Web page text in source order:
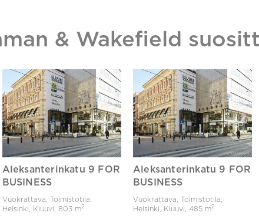
& Wakefield
Aleksanterinkatu 9 FOR
BUSINESS
Vuokrattava, Toimistotila,
Helsinki, Kluuvi, 803 m2
Aleksanterinkatu 9 FOR
BUSINESS
Vuokrattava, Toimistotila,
Helsinki, Kluuvi, 485 m2